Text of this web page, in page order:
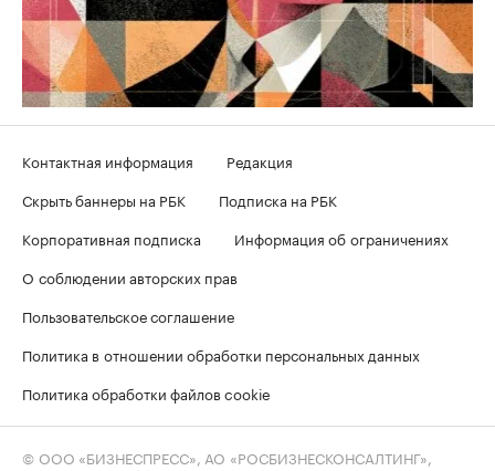
Контактная информация
Редакция
Скрыть баннеры на РБК
Подписка на РБК
Корпоративная подписка
Информация об ограничениях
О соблюдении авторских прав
Пользовательское соглашение
Политика в отношении обработки персональных данных
Политика обработки файлов cookie
© ООО «БИЗНЕСПРЕСС», АО «РОСБИЗНЕСКОНСАЛТИНГ»,